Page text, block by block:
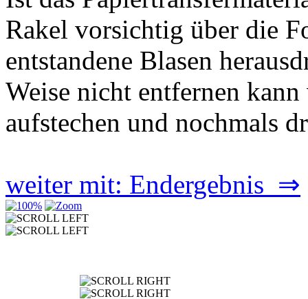
Rakel vorsichtig über die
entstandene Blasen
Weise nicht entfernen
aufstechen und nochmals
weiter mit: Endergebnis ⇒